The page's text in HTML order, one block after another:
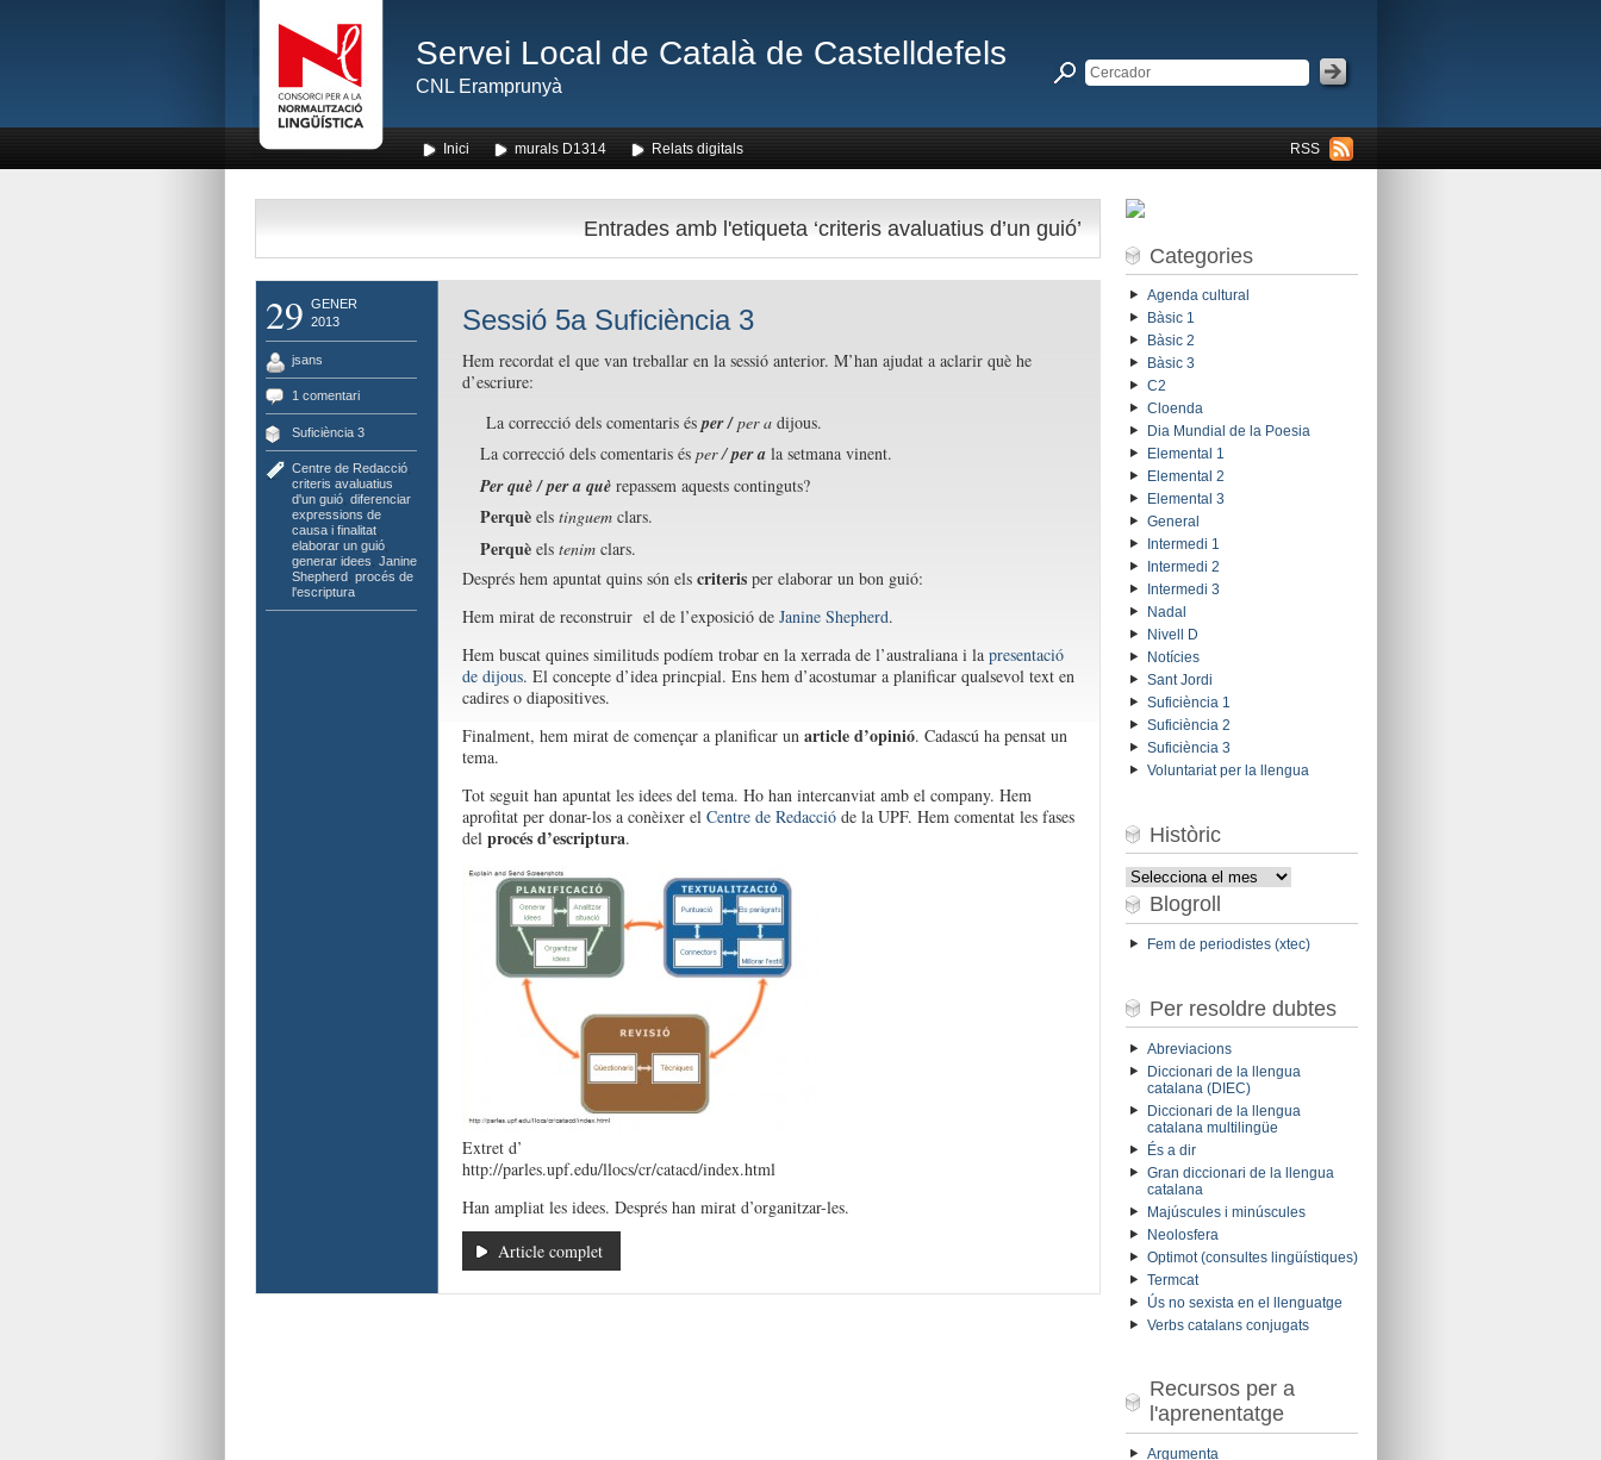
Servei Local de Català de Castelldefels
CNL Eramprunyà
RSS
Inici murals D1314 Relats digitals
Entrades amb l'etiqueta ‘criteris avaluatius d’un guió’
29 GENER
2013
jsans
1 comentari
Suficiència 3
Centre de Redacció,
criteris avaluatius
d'un guió, diferenciar
expressions de
causa i finalitat,
elaborar un guió,
generar idees Janine
Shepherd, procés de
l'escriptura
Sessió 5a Suficiència 3
Hem recordat el que van treballar en la sessió anterior. M’han ajudat a aclarir què he
d’escriure:
La correcció dels comentaris ésper /per adijous.
La correcció dels comentaris és per /per ala setmana vinent.
Per què / per a quèrepassem aquests continguts?
Perquèels tinguemclars.
Perquèels tenimclars.
Després hem apuntat quins són els criterisper elaborar un bon guió:
Hem mirat de reconstruir el de l’exposició de Janine Shepherd.
Hem buscat quines similituds podíem trobar en la xerrada de l’australiana i la presentació
de dijous. El concepte d’idea princpial. Ens hem d’acostumar a planificar qualsevol text en
cadires o diapositives.
Finalment, hem mirat de començar a planificar un article d’opinió. Cadascú ha pensat un
tema.
Tot seguit han apuntat les idees del tema. Ho han intercanviat amb el company. Hem
aprofitat per donar-los a conèixer el Centre de Redaccióde la UPF. Hem comentat les fases
del procés d’escriptura.
Extret d’
http://parles.upf.edu/llocs/cr/catacd/index.html
Han ampliat les idees. Després han mirat d’organitzar-les.
Article complet
Categories
Agenda cultural
Bàsic 1
Bàsic 2
Bàsic 3
C2
Cloenda
Dia Mundial de la Poesia
Elemental 1
Elemental 2
Elemental 3
General
Intermedi 1
Intermedi 2
Intermedi 3
Nadal
Nivell D
Notícies
Sant Jordi
Suficiència 1
Suficiència 2
Suficiència 3
Voluntariat per la llengua
Històric
Històric
Blogroll
Fem de periodistes (xtec)
Per resoldre dubtes
Abreviacions
Diccionari de la llengua
catalana (DIEC)
Diccionari de la llengua
catalana multilingüe
És a dir
Gran diccionari de la llengua
catalana
Majúscules i minúscules
Neolosfera
Optimot (consultes lingüístiques)
Termcat
Ús no sexista en el llenguatge
Verbs catalans conjugats
Recursos per a
l'aprenentatge
Argumenta